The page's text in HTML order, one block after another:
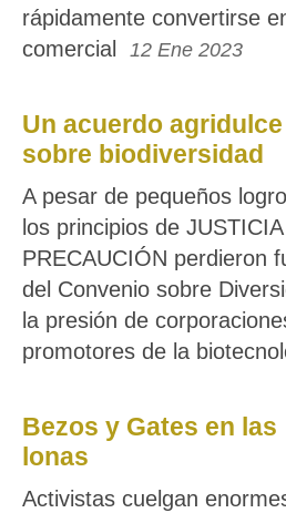
rápidamente convertirse
comercial
12 Ene 2023
Un acuerdo agridulce
sobre biodiversidad
A pesar de pequeños
los principios de
PRECAUCIÓN perdieron
del Convenio sobre
la presión de
promotores de la
Bezos y Gates en las
lonas
Activistas cuelgan